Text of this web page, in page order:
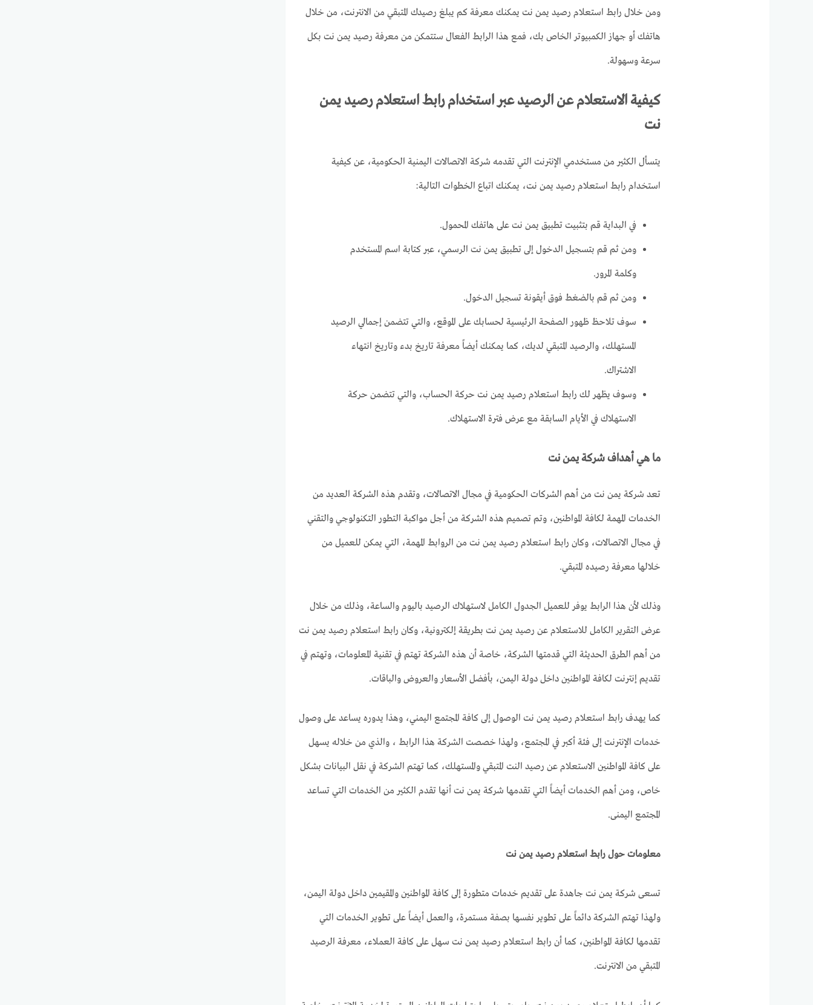
ومن خلال رابط استعلام رصيد يمن نت يمكنك معرفة كم يبلغ رصيدك المتبقي من الانترنت، من خلال
هاتفك أو جهاز الكمبيوتر الخاص بك، فمع هذا الرابط الفعال ستتمكن من معرفة رصيد يمن نت بكل
سرعة وسهولة.
كيفية الاستعلام عن الرصيد عبر استخدام رابط استعلام رصيد يمن
نت
يتسأل الكثير من مستخدمي الإنترنت التي تقدمه شركة الاتصالات اليمنية الحكومية، عن كيفية
استخدام رابط استعلام رصيد يمن نت، يمكنك اتباع الخطوات التالية:
في البداية قم بتثبيت تطبيق يمن نت على هاتفك المحمول.
ومن ثم قم بتسجيل الدخول إلى تطبيق يمن نت الرسمي، عبر كتابة اسم المستخدم
وكلمة المرور.
ومن ثم قم بالضغط فوق أيقونة تسجيل الدخول.
سوف تلاحظ ظهور الصفحة الرئيسية لحسابك على الموقع، والتي تتضمن إجمالي الرصيد
المستهلك، والرصيد المتبقي لديك، كما يمكنك أيضاً معرفة تاريخ بدء وتاريخ انتهاء
الاشتراك.
وسوف يظهر لك رابط استعلام رصيد يمن نت حركة الحساب، والتي تتضمن حركة
الاستهلاك في الأيام السابقة مع عرض فترة الاستهلاك.
ما هي أهداف شركة يمن نت
تعد شركة يمن نت من أهم الشركات الحكومية في مجال الاتصالات، وتقدم هذه الشركة العديد من
الخدمات المهمة لكافة المواطنين، وتم تصميم هذه الشركة من أجل مواكبة التطور التكنولوجي والتقني
في مجال الاتصالات، وكان رابط استعلام رصيد يمن نت من الروابط المهمة، التي يمكن للعميل من
خلالها معرفة رصيده المتبقي.
وذلك لأن هذا الرابط يوفر للعميل الجدول الكامل لاستهلاك الرصيد باليوم والساعة، وذلك من خلال
عرض التقرير الكامل للاستعلام عن رصيد يمن نت بطريقة إلكترونية، وكان رابط استعلام رصيد يمن نت
من أهم الطرق الحديثة التي قدمتها الشركة، خاصة أن هذه الشركة تهتم في تقنية المعلومات، وتهتم في
تقديم إنترنت لكافة المواطنين داخل دولة اليمن، بأفضل الأسعار والعروض والباقات.
كما يهدف رابط استعلام رصيد يمن نت الوصول إلى كافة المجتمع اليمني، وهذا يدوره يساعد على وصول
خدمات الإنترنت إلى فئة أكبر في المجتمع، ولهذا خصصت الشركة هذا الرابط ، والذي من خلاله يسهل
على كافة المواطنين الاستعلام عن رصيد النت المتبقي والمستهلك، كما تهتم الشركة في نقل البيانات بشكل
خاص، ومن أهم الخدمات أيضاً التي تقدمها شركة يمن نت أنها تقدم الكثير من الخدمات التي تساعد
المجتمع اليمنى.
معلومات حول رابط استعلام رصيد يمن نت
تسعى شركة يمن نت جاهدة على تقديم خدمات متطورة إلى كافة المواطنين والمقيمين داخل دولة اليمن،
ولهذا تهتم الشركة دائماً على تطوير نفسها بصفة مستمرة، والعمل أيضاً على تطوير الخدمات التي
تقدمها لكافة المواطنين، كما أن رابط استعلام رصيد يمن نت سهل على كافة العملاء، معرفة الرصيد
المتبقي من الانترنت.